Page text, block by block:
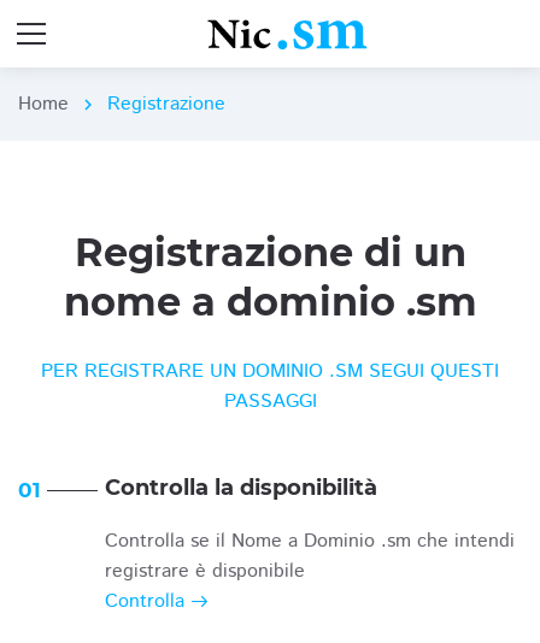
Home chevron_right Registrazione
Registrazione di un
nome a dominio .sm
PER REGISTRARE UN DOMINIO .SM SEGUI QUESTI
PASSAGGI
01 Controlla la disponibilità
Controlla se il Nome a Dominio .sm che intendi
registrare è disponibile
Controlla